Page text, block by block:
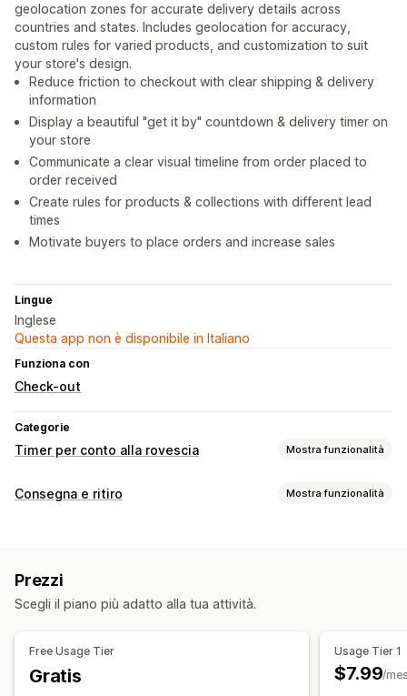
geolocation zones for accurate delivery details across
countries and states. Includes geolocation for accuracy,
custom rules for varied products, and customization to suit
your store's design.
Reduce friction to checkout with clear shipping & delivery
information
Display a beautiful "get it by" countdown & delivery timer on
your store
Communicate a clear visual timeline from order placed to
order received
Create rules for products & collections with different lead
times
Motivate buyers to place orders and increase sales
Lingue
Inglese
Questa app non è disponibile in Italiano
Funziona con
Check-out
Categorie
Timer per conto alla rovescia Mostra funzionalità
Opzioni di visualizzazione
Opzioni di tempistiche
Minuto fisso
Tipo di timer
Consegna e ritiro Mostra funzionalità
Timer per conto alla rovescia
Prezzi
Scegli il piano più adatto alla tua attività.
Free Usage Tier
Gratis
Usage Tier 1
$7.99/